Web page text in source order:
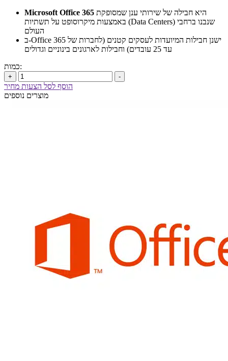
Microsoft Office 365
באמצעות מיקרוסופט על תשתיות (Data Centers) שנבנו ברחבי
העולם
ב-Office 365 ישנן חבילות המיועדות לעסקים קטנים (לחברות של
עד 25 עובדים) וחבילות לארגונים בינוניים וגדולים
כמות:
+ -
הוסף לסל הצעות מחיר
מוצרים נוספים